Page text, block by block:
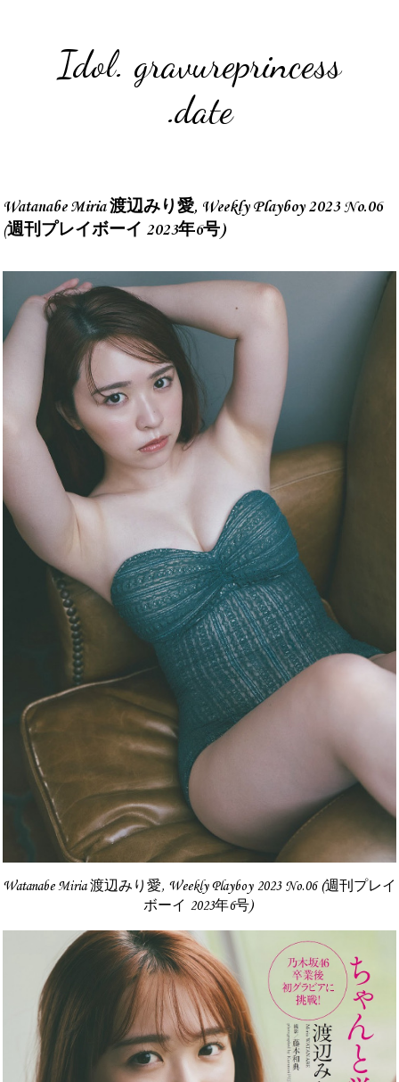
Idol. gravureprincess
.date
Watanabe Miria 渡辺みり愛, Weekly Playboy 2023 No.06
(週刊プレイボーイ 2023年6号)
Watanabe Miria 渡辺みり愛, Weekly Playboy 2023 No.06 (週刊プレイ
ボーイ 2023年6号)